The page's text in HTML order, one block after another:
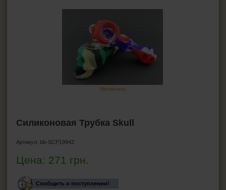
Увеличить
Силиконовая Трубка Skull
Артикул: bb-SCP19942
Цена: 271 грн.
Сообщить о поступлении!
ЗАЖИГАЛКИ
ПЕПЕЛЬНИЦЫ
HEADSHOP (ХЭДШОП)
Стеклянные трубки
Деревянные трубки
Гриндеры
Бланты